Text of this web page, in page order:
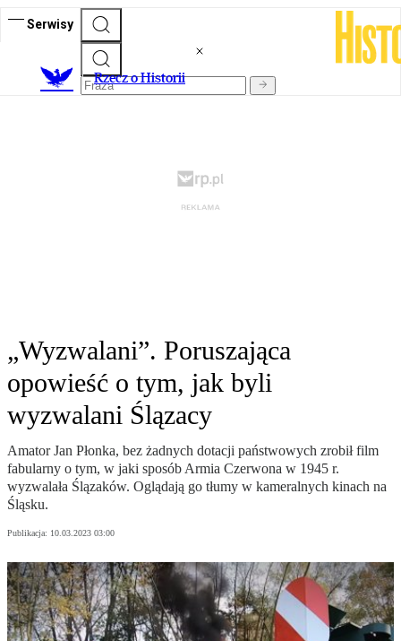
Serwisy
Rzecz o Historii
„Wyzwalani”. Poruszająca
opowieść o tym, jak byli
wyzwalani Ślązacy
Amator Jan Płonka, bez żadnych dotacji państwowych zrobił film
fabularny o tym, w jaki sposób Armia Czerwona w 1945 r.
wyzwalała Ślązaków. Oglądają go tłumy w kameralnych kinach na
Śląsku.
Publikacja: 10.03.2023 03:00